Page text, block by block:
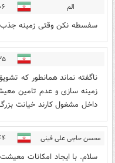
الم
سفسطه نکن وقتی زمینه جذب
ناگفته نماند همانطور که
زمینه سازی و عدم تامین
داخل مشغول کارند خیانت
محسن حاجی علی فینی
سلام. با ایجاد امکانات